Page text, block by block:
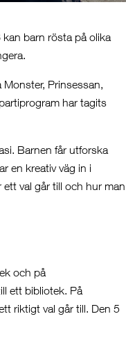
barn rösta på olika
Prinsessan,
har tagits
Barnen får utforska
en kreativ väg in i
val går till och hur man
och på
ett bibliotek. På
riktigt val går till. Den 5